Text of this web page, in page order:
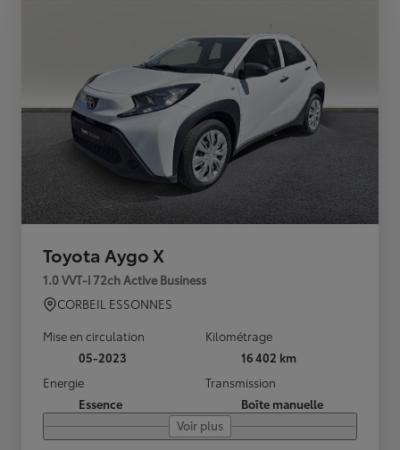
Toyota Aygo X
1.0 VVT-i 72ch Active Business
CORBEIL ESSONNES
Mise en circulation
05-2023
Kilométrage
16 402 km
Energie
Essence
Transmission
Boîte manuelle
Voir plus